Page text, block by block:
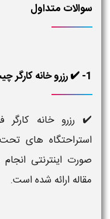
سوالات متداول
1- ✔️ رزرو خانه کارگر چیست؟
✔️ رزرو خانه کارگر
استراحتگاه های
صورت اینترنتی
مقاله ارائه شده است.